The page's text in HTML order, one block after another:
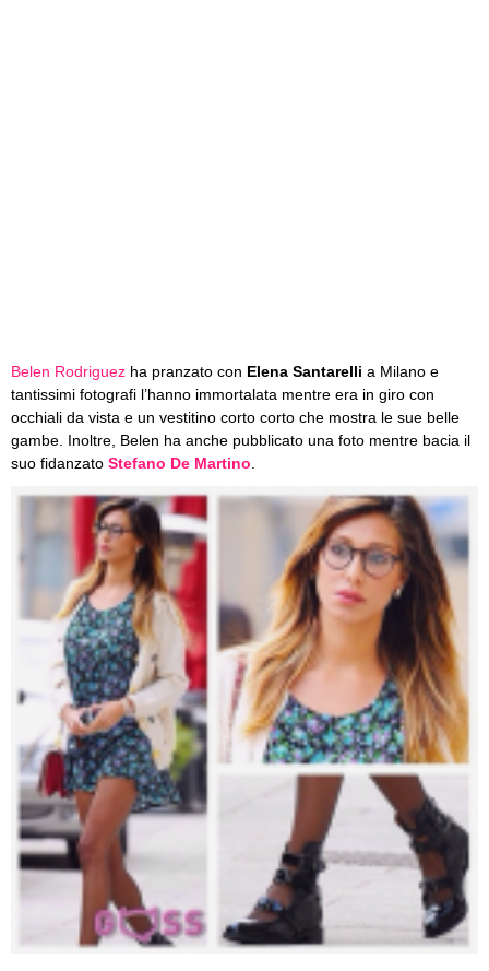
Belen Rodriguez ha pranzato con Elena Santarelli a Milano e
tantissimi fotografi l’hanno immortalata mentre era in giro con
occhiali da vista e un vestitino corto corto che mostra le sue belle
gambe. Inoltre, Belen ha anche pubblicato una foto mentre bacia il
suo fidanzato Stefano De Martino